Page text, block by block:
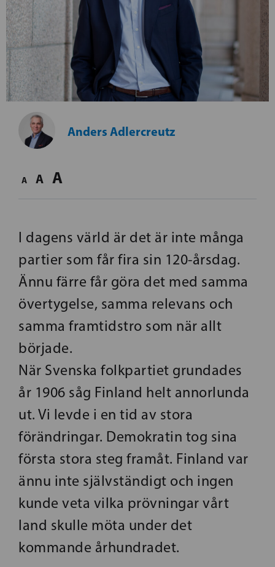
Anders Adlercreutz
A A A
I dagens värld är det är inte många
partier som får fira sin 120-årsdag.
Ännu färre får göra det med samma
övertygelse, samma relevans och
samma framtidstro som när allt
började.
När Svenska folkpartiet grundades
år 1906 såg Finland helt annorlunda
ut. Vi levde i en tid av stora
förändringar. Demokratin tog sina
första stora steg framåt. Finland var
ännu inte självständigt och ingen
kunde veta vilka prövningar vårt
land skulle möta under det
kommande århundradet.